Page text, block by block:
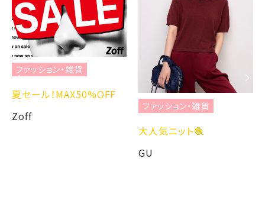
ファッション・雑貨
夏セール！MAX50%OFF
Zoff
ファッション・雑貨
大人気ニット🧶
GU